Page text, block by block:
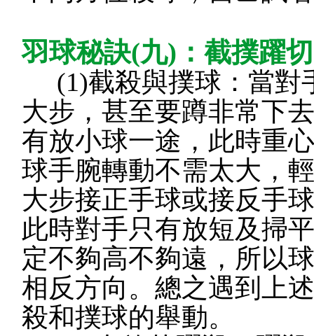
羽球秘訣(九)：截撲躍
(1)截殺與撲球：當對
大步，甚至要蹲非常下
有放小球一途，此時重
球手腕轉動不需太大，
大步接正手球或接反手
此時對手只有放短及掃
定不夠高不夠遠，所以
相反方向。總之遇到上
殺和撲球的舉動。